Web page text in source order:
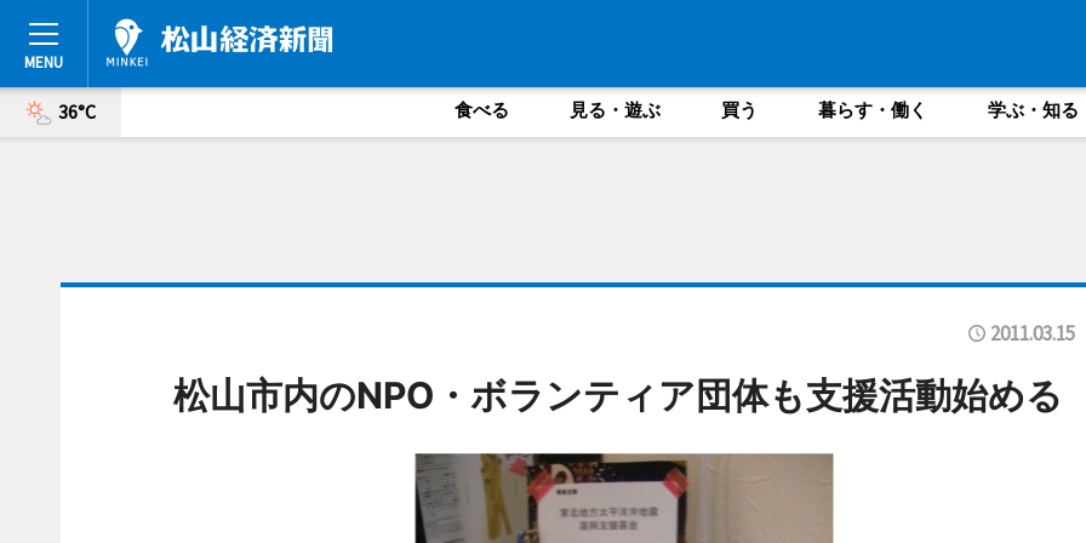
36°C 食べる 見る・遊ぶ 買う 暮らす・働く 学ぶ・知る
2011.03.15
松山市内のNPO・ボランティア団体も支援活動始める